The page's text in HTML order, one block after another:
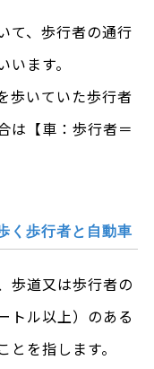
て、歩行者の通行
ます。
歩いていた歩行者
は【車：歩行者＝
く歩行者と自動車
歩道又は歩行者の
トル以上）のある
を指します。